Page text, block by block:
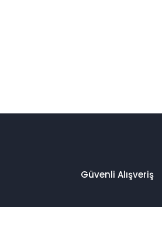
Güvenli Alışveriş